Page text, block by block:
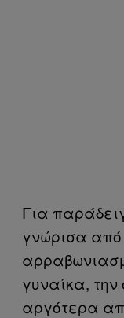
Για
γνώρισα
γυναίκα,
αργότερα